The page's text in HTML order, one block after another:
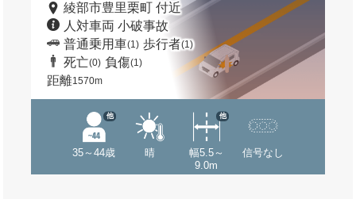
綾部市豊里栗町 付近
人対車両 小破事故
普通乗用車(1) 歩行者(1)
死亡(0) 負傷(1)
距離1570m
35～44歳
他
晴
幅5.5～
9.0m
他
信号なし